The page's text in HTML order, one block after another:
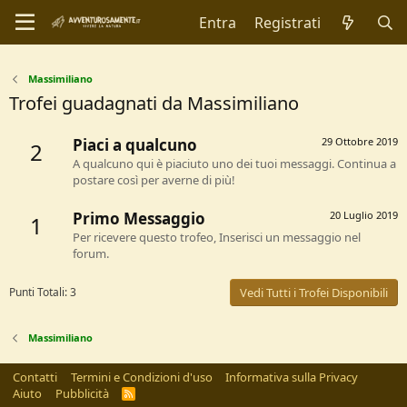
Entra Registrati
Massimiliano
Trofei guadagnati da Massimiliano
2 29 Ottobre 2019
Piaci a qualcuno
A qualcuno qui è piaciuto uno dei tuoi messaggi. Continua a
postare così per averne di più!
1 20 Luglio 2019
Primo Messaggio
Per ricevere questo trofeo, Inserisci un messaggio nel
forum.
Punti Totali: 3 Vedi Tutti i Trofei Disponibili
Massimiliano
Contatti Termini e Condizioni d'uso
Informativa sulla Privacy
Aiuto
Pubblicità
R